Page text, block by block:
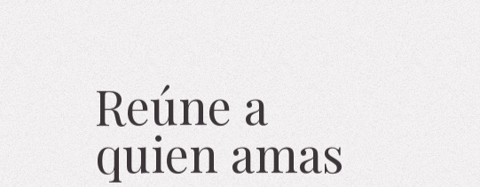
Reúne a
quien amas